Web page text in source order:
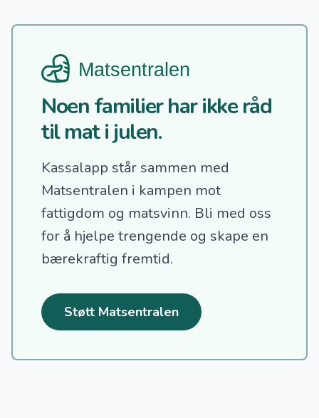
Noen familier har ikke råd
til mat i julen.
Kassalapp står sammen med
Matsentralen i kampen mot
fattigdom og matsvinn. Bli med oss
for å hjelpe trengende og skape en
bærekraftig fremtid.
Støtt Matsentralen